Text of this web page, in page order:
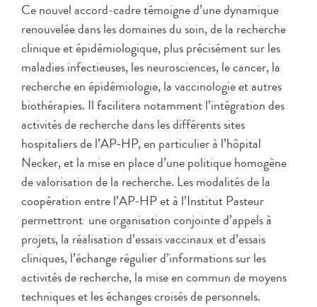
Ce nouvel accord-cadre témoigne d’une dynamique
renouvelée dans les domaines du soin, de la recherche
clinique et épidémiologique, plus précisément sur les
maladies infectieuses, les neurosciences, le cancer, la
recherche en épidémiologie, la vaccinologie et autres
biothérapies. Il facilitera notamment l’intégration des
activités de recherche dans les différents sites
hospitaliers de l’AP-HP, en particulier à l’hôpital
Necker, et la mise en place d’une politique homogène
de valorisation de la recherche. Les modalités de la
coopération entre l’AP-HP et à l’Institut Pasteur
permettront une organisation conjointe d’appels à
projets, la réalisation d’essais vaccinaux et d’essais
cliniques, l’échange régulier d’informations sur les
activités de recherche, la mise en commun de moyens
techniques et les échanges croisés de personnels.